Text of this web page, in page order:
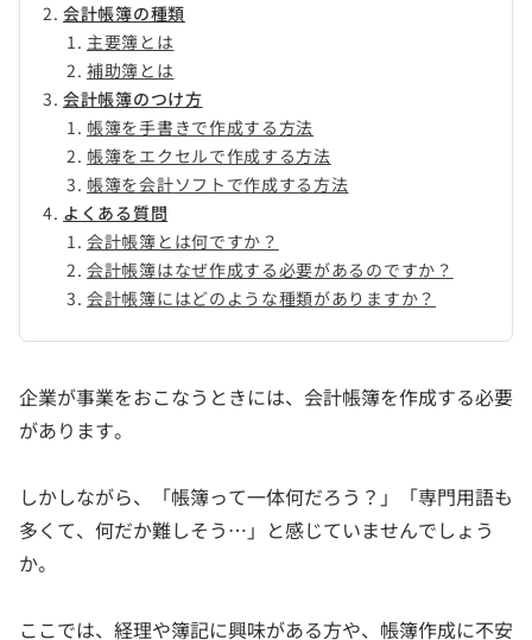
会計帳簿の種類
主要簿とは
補助簿とは
会計帳簿のつけ方
帳簿を手書きで作成する方法
帳簿をエクセルで作成する方法
帳簿を会計ソフトで作成する方法
よくある質問
会計帳簿とは何ですか？
会計帳簿はなぜ作成する必要があるのですか？
会計帳簿にはどのような種類がありますか？
企業が事業をおこなうときには、会計帳簿を作成する必要
があります。
しかしながら、「帳簿って一体何だろう？」「専門用語も
多くて、何だか難しそう…」と感じていませんでしょう
か。
ここでは、経理や簿記に興味がある方や、帳簿作成に不安